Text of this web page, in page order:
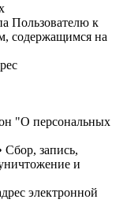
Пользователю к
содержащимся на
"О персональных
запись,
и
электронной